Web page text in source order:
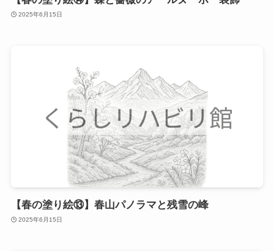
2025年6月15日
【春の塗り絵⑬】春山パノラマと残雪の峰
2025年6月15日